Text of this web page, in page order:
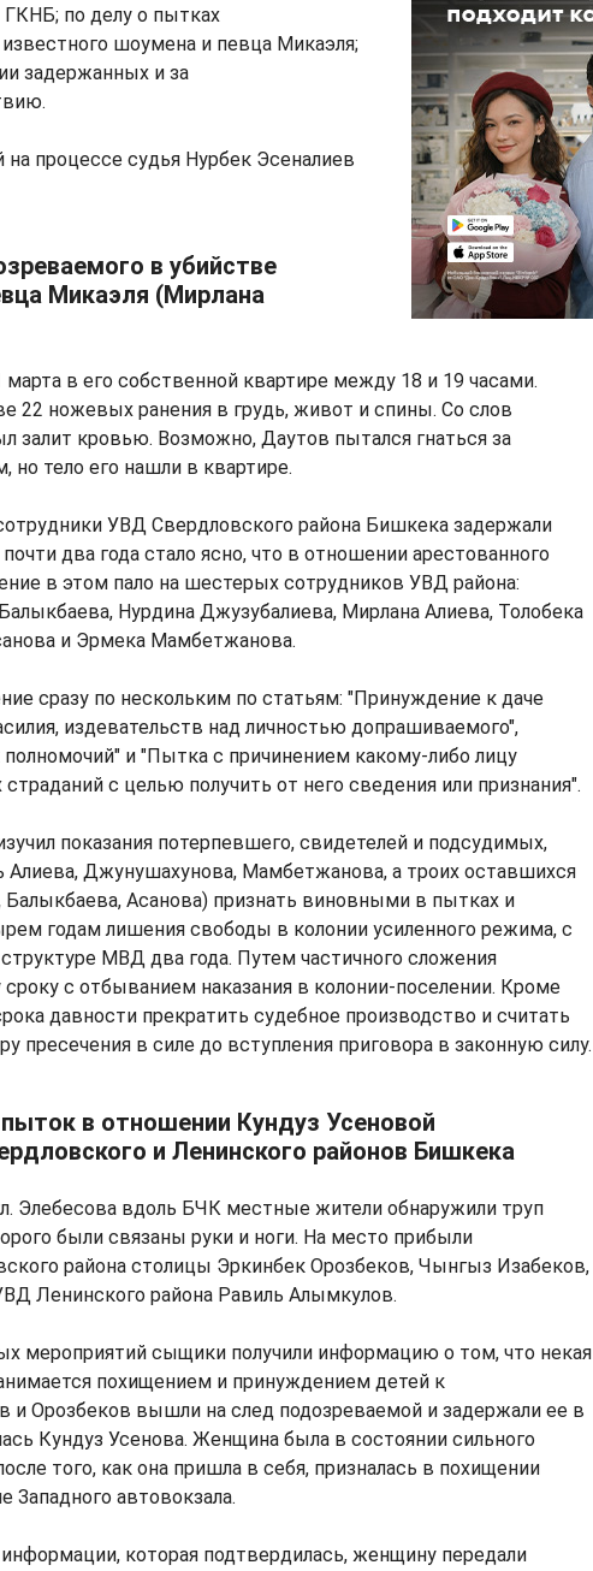
по делу о пытках
шоумена и певца Микаэля;
задержанных и за
процессе судья Нурбек Эсеналиев
в убийстве
Микаэля (Мирлана
в его собственной квартире между 18 и 19 часами.
22 ножевых ранения в грудь, живот и спины. Со слов
залит кровью. Возможно, Даутов пытался гнаться за
но тело его нашли в квартире.
УВД Свердловского района Бишкека задержали
два года стало ясно, что в отношении арестованного
в этом пало на шестерых сотрудников УВД района:
Нурдина Джузубалиева, Мирлана Алиева, Толобека
и Эрмека Мамбетжанова.
сразу по нескольким по статьям: "Принуждение к даче
издевательств над личностью допрашиваемого",
и "Пытка с причинением какому-либо лицу
с целью получить от него сведения или признания".
показания потерпевшего, свидетелей и подсудимых,
Алиева, Джунушахунова, Мамбетжанова, а троих оставшихся
Асанова) признать виновными в пытках и
годам лишения свободы в колонии усиленного режима, с
МВД два года. Путем частичного сложения
сроку с отбыванием наказания в колонии-поселении. Кроме
давности прекратить судебное производство и считать
пресечения в силе до вступления приговора в законную силу.
в отношении Кундуз Усеновой
и Ленинского районов Бишкека
Элебесова вдоль БЧК местные жители обнаружили труп
были связаны руки и ноги. На место прибыли
района столицы Эркинбек Орозбеков, Чынгыз Изабеков,
Ленинского района Равиль Алымкулов.
мероприятий сыщики получили информацию о том, что некая
похищением и принуждением детей к
и Орозбеков вышли на след подозреваемой и задержали ее в
Кундуз Усенова. Женщина была в состоянии сильного
того, как она пришла в себя, призналась в похищении
Западного автовокзала.
которая подтвердилась, женщину передали